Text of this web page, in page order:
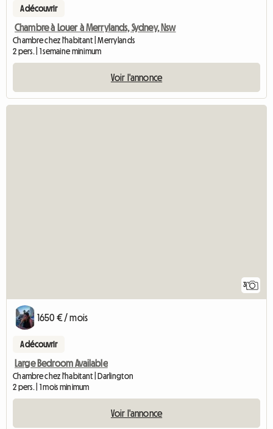
A découvrir
Chambre à Louer à Merrylands, Sydney, Nsw
Chambre chez l'habitant | Merrylands
2 pers. | 1 semaine minimum
Voir l'annonce
3
1650 € / mois
A découvrir
Large Bedroom Available
Chambre chez l'habitant | Darlington
2 pers. | 1 mois minimum
Voir l'annonce